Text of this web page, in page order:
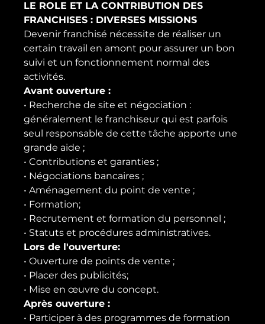
LE ROLE ET LA CONTRIBUTION DES
FRANCHISES : DIVERSES MISSIONS
Devenir franchisé nécessite de réaliser un
certain travail en amont pour assurer un bon
suivi et un fonctionnement normal des
activités.
Avant ouverture :
• Recherche de site et négociation :
généralement le franchiseur qui est parfois
seul responsable de cette tâche apporte une
grande aide ;
• Contributions et garanties ;
• Négociations bancaires ;
• Aménagement du point de vente ;
• Formation;
• Recrutement et formation du personnel ;
• Statuts et procédures administratives.
Lors de l'ouverture:
• Ouverture de points de vente ;
• Placer des publicités;
• Mise en œuvre du concept.
Après ouverture :
• Participer à des programmes de formation